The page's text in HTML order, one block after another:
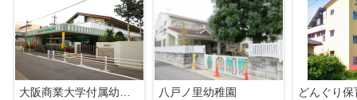
大阪商業大学付属幼稚園
八戸ノ里幼稚園
どんぐり保